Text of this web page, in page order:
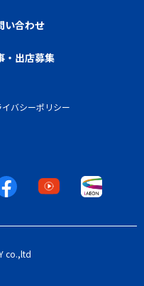
い合わせ
・出店募集
イバシーポリシー
co.,ltd